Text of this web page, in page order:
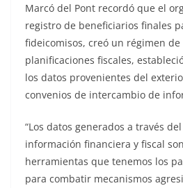
Marcó del Pont recordó que el
registro de beneficiarios finales
fideicomisos, creó un régimen
planificaciones fiscales,
los datos provenientes del
convenios de intercambio de
“Los datos generados a través
información financiera y fiscal
herramientas que tenemos los
para combatir mecanismos